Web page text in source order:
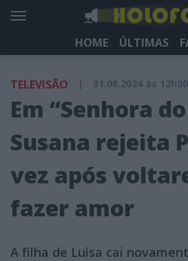
HOME ÚLTIMAS
HOLOFOTE TV
TELEVISÃO | 31.08.2024 às 12h00
Em “Senhora
Susana rejeita
vez após
fazer amor
A filha de Luísa cai